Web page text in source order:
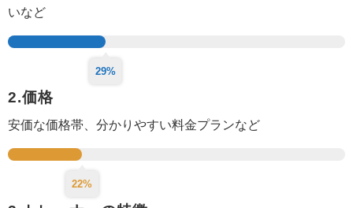
いなど
29%
2.価格
安価な価格帯、分かりやすい料金プランなど
22%